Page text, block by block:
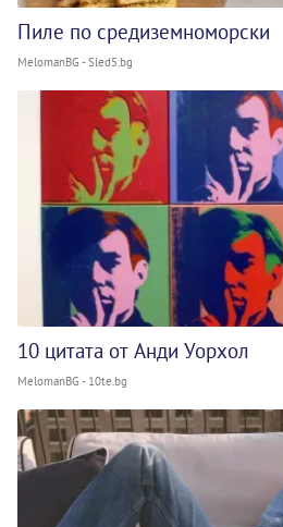
Пиле по средиземноморски
MelomanBG - Sled5.bg
10 цитата от Анди Уорхол
MelomanBG - 10te.bg